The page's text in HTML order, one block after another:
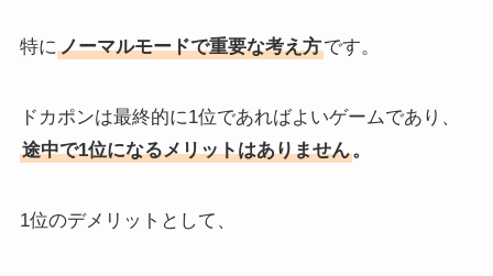
特にノーマルモードで重要な考え方です。
ドカポンは最終的に1位であればよいゲームであり、
途中で1位になるメリットはありません。
1位のデメリットとして、